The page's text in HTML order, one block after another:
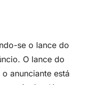
se o lance do
O lance do
anunciante está